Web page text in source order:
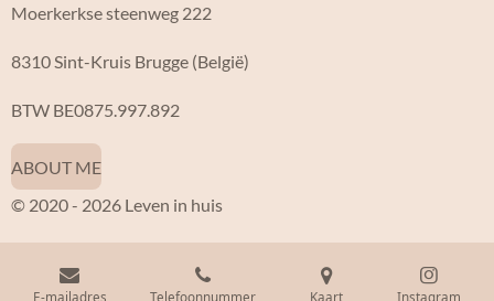
Moerkerkse steenweg 222
8310 Sint-Kruis Brugge (België)
BTW BE0875.997.892
ABOUT ME
© 2020 - 2026 Leven in huis
E-mailadres Telefoonnummer Kaart Instagram